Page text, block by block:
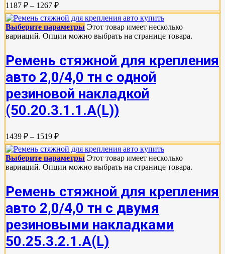
1187 ₽ – 1267 ₽
Выберите параметры Этот товар имеет несколько
вариаций. Опции можно выбрать на странице товара.
Ремень стяжной для крепления
авто 2,0/4,0 тн с одной
резиновой накладкой
(50.20.3.1.1.А(L))
1439 ₽ – 1519 ₽
Выберите параметры Этот товар имеет несколько
вариаций. Опции можно выбрать на странице товара.
Ремень стяжной для крепления
авто 2,0/4,0 тн с двумя
резиновыми накладками
50.25.3.2.1.А(L)